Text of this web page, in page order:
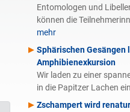
Entomologen und
können die
mehr
Sphärischen Gesängen
Amphibienexkursion
Wir laden zu einer
in die Papitzer Lachen
Zschampert wird